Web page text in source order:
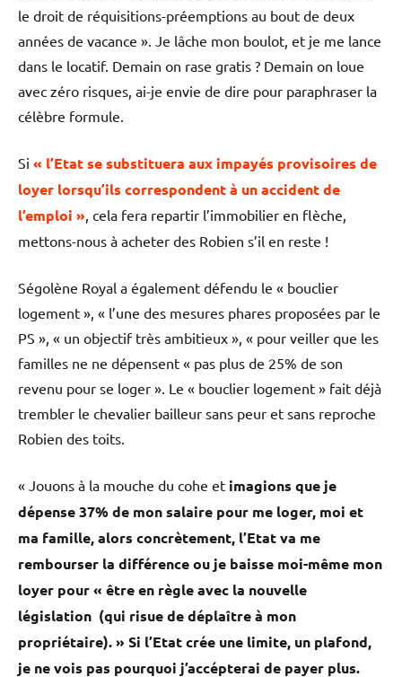
le droit de réquisitions-préemptions au bout de deux
années de vacance ». Je lâche mon boulot, et je me lance
dans le locatif. Demain on rase gratis ? Demain on loue
avec zéro risques, ai-je envie de dire pour paraphraser la
célèbre formule.
Si « l’Etat se substituera aux impayés provisoires de
loyer lorsqu’ils correspondent à un accident de
l’emploi » , cela fera repartir l’immobilier en flèche,
mettons-nous à acheter des Robien s’il en reste !
Ségolène Royal a également défendu le « bouclier
logement », « l’une des mesures phares proposées par le
PS », « un objectif très ambitieux », « pour veiller que les
familles ne ne dépensent « pas plus de 25% de son
revenu pour se loger ». Le « bouclier logement » fait déjà
trembler le chevalier bailleur sans peur et sans reproche
Robien des toits.
« Jouons à la mouche du cohe et imagions que je
dépense 37% de mon salaire pour me loger, moi et
ma famille, alors concrètement, l’Etat va me
rembourser la différence ou je baisse moi-même mon
loyer pour « être en règle avec la nouvelle
législation (qui risue de déplaître à mon
propriétaire). » Si l’Etat crée une limite, un plafond,
je ne vois pas pourquoi j’accépterai de payer plus.